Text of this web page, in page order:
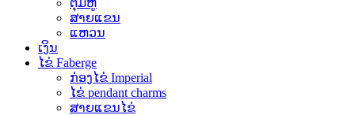
ຕຸ້ມຫູ
ສາຍແຂນ
ແຫວນ
ເງິນ
ໄຂ່ Faberge
ກ່ອງໄຂ່ Imperial
ໄຂ່ pendant charms
ສາຍແຂນໄຂ່